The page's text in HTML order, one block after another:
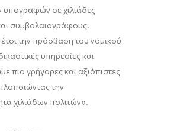
υπογραφών σε χιλιάδες
συμβολαιογράφους.
την πρόσβαση του νομικού
υπηρεσίες και
πιο γρήγορες και αξιόπιστες
την
χιλιάδων πολιτών».